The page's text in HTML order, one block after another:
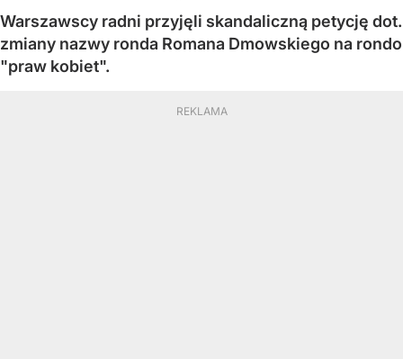
Warszawscy radni przyjęli skandaliczną petycję dot.
zmiany nazwy ronda Romana Dmowskiego na rondo
"praw kobiet".